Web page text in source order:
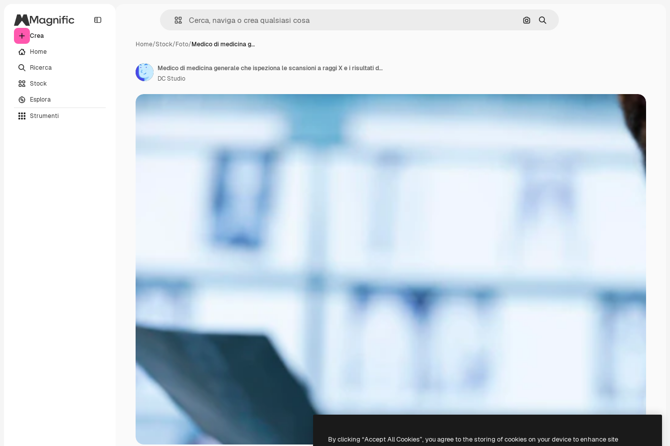
Crea
Home
Ricerca
Stock
Esplora
Strumenti
Cerca per immagine
Ricerca
Home/Stock/Foto/Medico di medicina g…
Medico di medicina generale che ispeziona le scansioni a raggi X e i risultati degli esami in una clinica medica
DC Studio
By clicking “Accept All Cookies”, you agree to the storing of cookies on your device to enhance site